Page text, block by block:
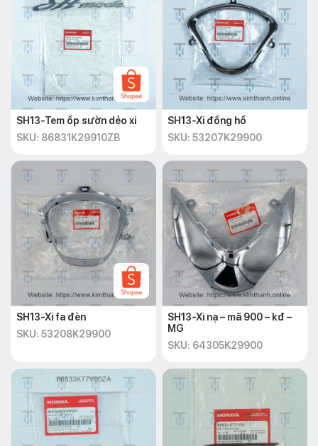
SH13-Tem ốp sườn dẻo xi
SKU: 86831K29910ZB
SH13-Xi đồng hồ
SKU: 53207K29900
SH13-Xi fa đèn
SKU: 53208K29900
SH13-Xi nạ – mã 900 – kđ –
MG
SKU: 64305K29900